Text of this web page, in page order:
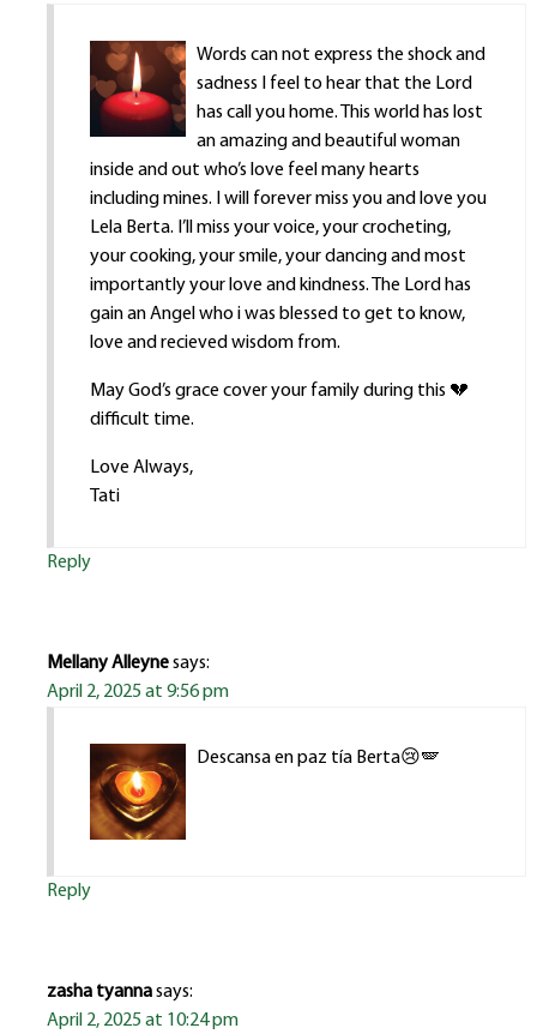
Words can not express the shock and
sadness I feel to hear that the Lord
has call you home. This world has lost
an amazing and beautiful woman
inside and out who’s love feel many hearts
including mines. I will forever miss you and love you
Lela Berta. I’ll miss your voice, your crocheting,
your cooking, your smile, your dancing and most
importantly your love and kindness. The Lord has
gain an Angel who i was blessed to get to know,
love and recieved wisdom from.
May God’s grace cover your family during this 💔
difficult time.
Love Always,
Tati
Reply
Mellany Alleynesays:
April 2, 2025 at 9:56 pm
Descansa en paz tía Berta😢🪽
Reply
zasha tyannasays:
April 2, 2025 at 10:24 pm